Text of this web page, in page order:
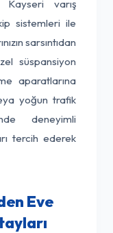
Kayseri varış
sistemleri ile
sarsıntıdan
süspansiyon
aparatlarına
yoğun trafik
deneyimli
tercih ederek
Eve